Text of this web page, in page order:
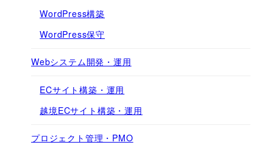
WordPress構築
WordPress保守
Webシステム開発・運用
ECサイト構築・運用
越境ECサイト構築・運用
プロジェクト管理・PMO